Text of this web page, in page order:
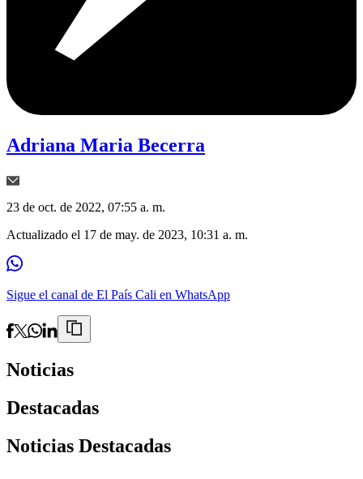
Adriana Maria Becerra
23 de oct. de 2022, 07:55 a. m.
Actualizado el 17 de may. de 2023, 10:31 a. m.
Sigue el canal de El País Cali en WhatsApp
Noticias
Destacadas
Noticias Destacadas